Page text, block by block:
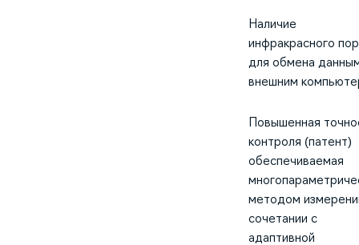
Наличие
инфракрасного
для обмена
внешним
Повышенная
контроля (патент)
обеспечиваемая
методом
сочетании с
адаптивной